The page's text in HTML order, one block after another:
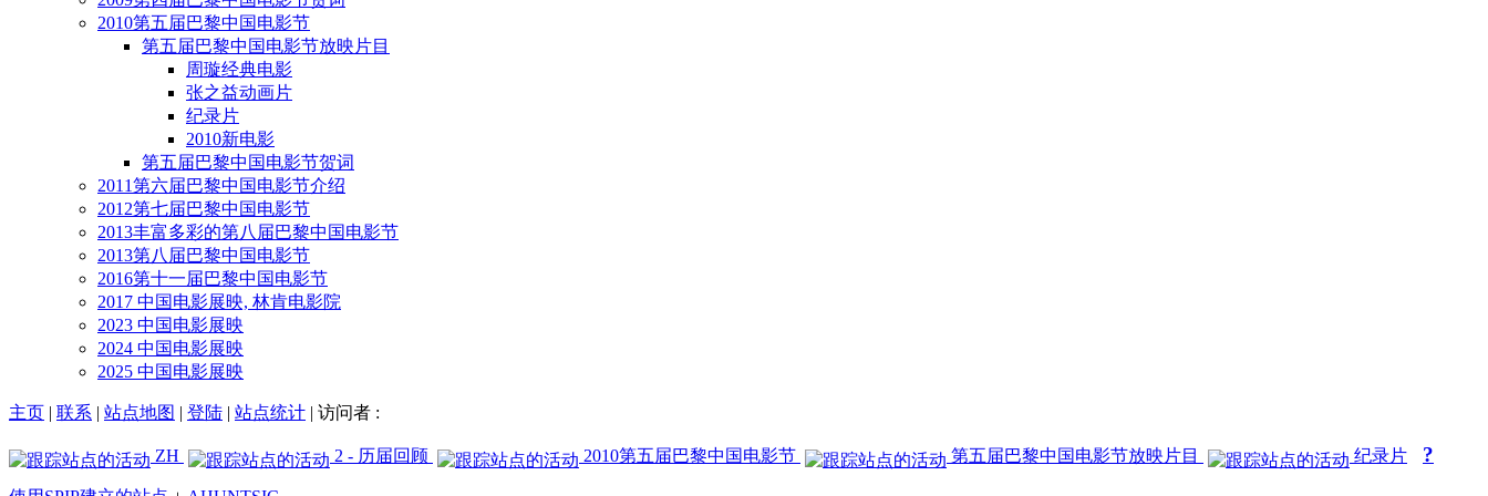
2010第五届巴黎中国电影节
第五届巴黎中国电影节放映片目
周璇经典电影
张之益动画片
纪录片
2010新电影
第五届巴黎中国电影节贺词
2011第六届巴黎中国电影节介绍
2012第七届巴黎中国电影节
2013丰富多彩的第八届巴黎中国电影节
2013第八届巴黎中国电影节
2016第十一届巴黎中国电影节
2017 中国电影展映, 林肯电影院
2023 中国电影展映
2024 中国电影展映
2025 中国电影展映
主页 | 联系 | 站点地图 | 登陆 | 站点统计 | 访问者 :
ZH 2 - 历届回顾 2010第五届巴黎中国电影节 第五届巴黎中国电影节放映片目 纪录片 ?